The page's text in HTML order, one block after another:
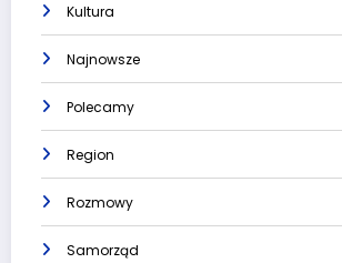
Kultura
Najnowsze
Polecamy
Region
Rozmowy
Samorząd